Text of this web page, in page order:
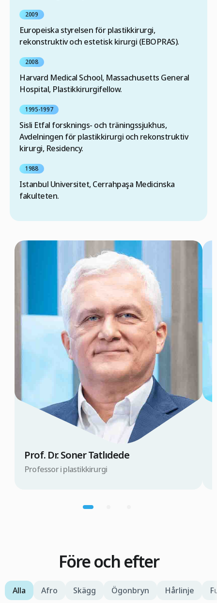
2009
Europeiska styrelsen för plastikkirurgi,
rekonstruktiv och estetisk kirurgi (EBOPRAS).
2008
Harvard Medical School, Massachusetts General
Hospital, Plastikkirurgifellow.
1995-1997
Sisli Etfal forsknings- och träningssjukhus,
Avdelningen för plastikkirurgi och rekonstruktiv
kirurgi, Residency.
1988
Istanbul Universitet, Cerrahpaşa Medicinska
fakulteten.
Prof. Dr. Soner Tatlıdede
Professor i plastikkirurgi
Före och efter
Alla Afro Skägg Ögonbryn Hårlinje